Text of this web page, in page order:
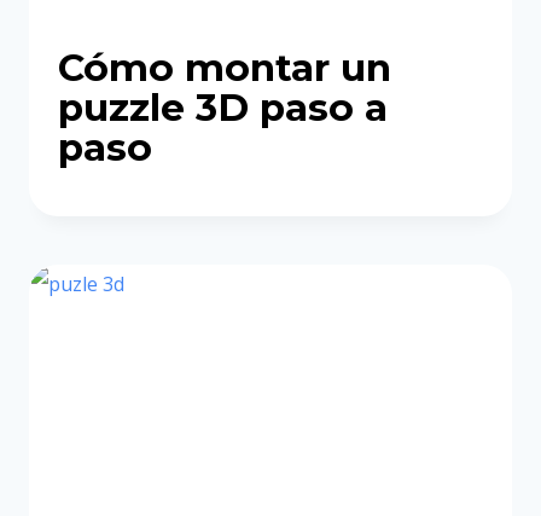
Cómo montar un
puzzle 3D paso a
paso